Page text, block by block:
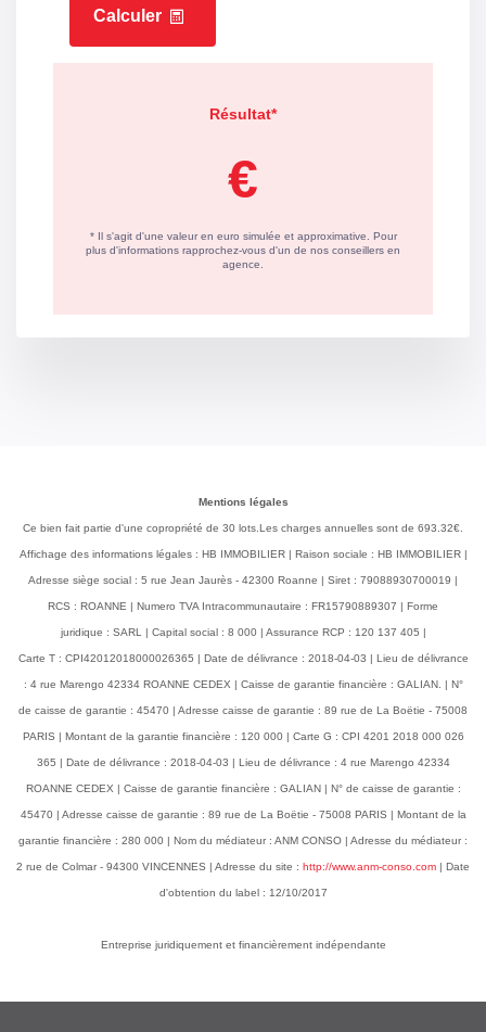
Mentions légales
Ce bien fait partie d'une copropriété de 30 lots.Les charges annuelles sont de 693.32€.
Affichage des informations légales : HB IMMOBILIER | Raison sociale : HB IMMOBILIER |
Adresse siège social : 5 rue Jean Jaurès - 42300 Roanne | Siret : 79088930700019 |
RCS : ROANNE | Numero TVA Intracommunautaire : FR15790889307 | Forme
juridique : SARL | Capital social : 8 000 | Assurance RCP : 120 137 405 |
Carte T : CPI42012018000026365 | Date de délivrance : 2018-04-03 | Lieu de délivrance
: 4 rue Marengo 42334 ROANNE CEDEX | Caisse de garantie financière : GALIAN. | N°
de caisse de garantie : 45470 | Adresse caisse de garantie : 89 rue de La Boëtie - 75008
PARIS | Montant de la garantie financière : 120 000 | Carte G : CPI 4201 2018 000 026
365 | Date de délivrance : 2018-04-03 | Lieu de délivrance : 4 rue Marengo 42334
ROANNE CEDEX | Caisse de garantie financière : GALIAN | N° de caisse de garantie :
45470 | Adresse caisse de garantie : 89 rue de La Boëtie - 75008 PARIS | Montant de la
garantie financière : 280 000 | Nom du médiateur : ANM CONSO | Adresse du médiateur :
2 rue de Colmar - 94300 VINCENNES | Adresse du site : http://www.anm-conso.com | Date
d'obtention du label : 12/10/2017
Entreprise juridiquement et financièrement indépendante